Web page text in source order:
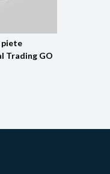
Trading GO